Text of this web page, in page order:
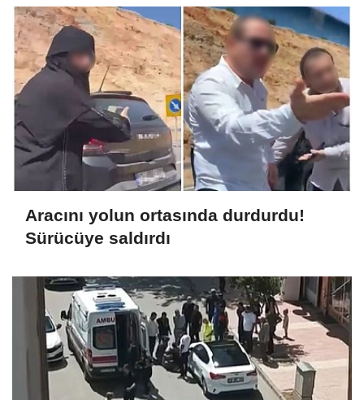
Aracını yolun ortasında durdurdu!
Sürücüye saldırdı